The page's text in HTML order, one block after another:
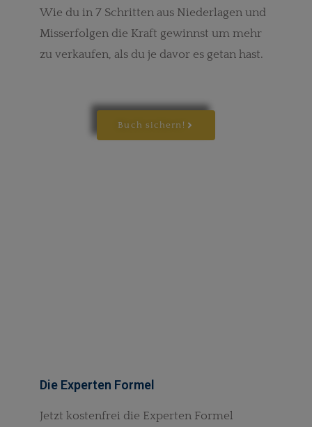
Wie du in 7 Schritten aus Niederlagen und
Misserfolgen die Kraft gewinnst um mehr
zu verkaufen, als du je davor es getan hast.
Buch sichern!
Die Experten Formel
Jetzt kostenfrei die Experten Formel